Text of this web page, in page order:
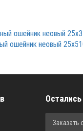
ошейник неовый
ошейник неовый
Заказать